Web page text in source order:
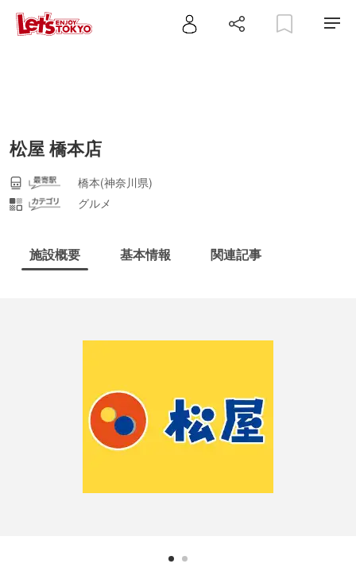
松屋 橋本店
橋本(神奈川県)
グルメ
施設概要 基本情報 関連記事